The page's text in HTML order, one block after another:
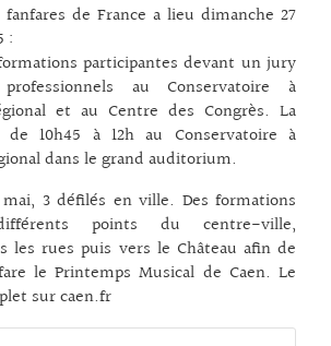
de France a lieu dimanche 27
:
participantes devant un jury
au Conservatoire à
et au Centre des Congrès. La
10h45 à 12h au Conservatoire à
dans le grand auditorium.
3 défilés en ville. Des formations
points du centre-ville,
les rues puis vers le Château afin de
le Printemps Musical de Caen. Le
sur caen.fr